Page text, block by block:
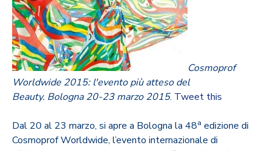
Cosmoprof
Worldwide 2015: l'evento più atteso del
Beauty. Bologna 20-23 marzo 2015. Tweet this
Dal 20 al 23 marzo, si apre a Bologna la 48a edizione di
Cosmoprof Worldwide, l’evento internazionale di